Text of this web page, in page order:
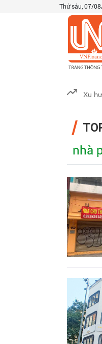
Thứ sáu, 07/
Xu
nhà